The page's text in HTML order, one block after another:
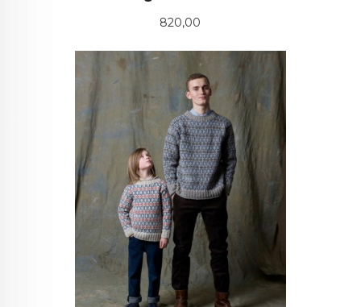
Pris
820,00